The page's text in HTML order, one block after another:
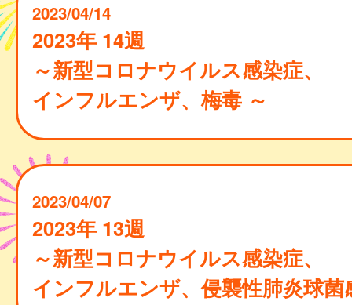
2023/04/14
2023年 14週
～新型コロナウイルス感染症、
インフルエンザ、梅毒 ～
2023/04/07
2023年 13週
～新型コロナウイルス感染症、
インフルエンザ、侵襲性肺炎球菌